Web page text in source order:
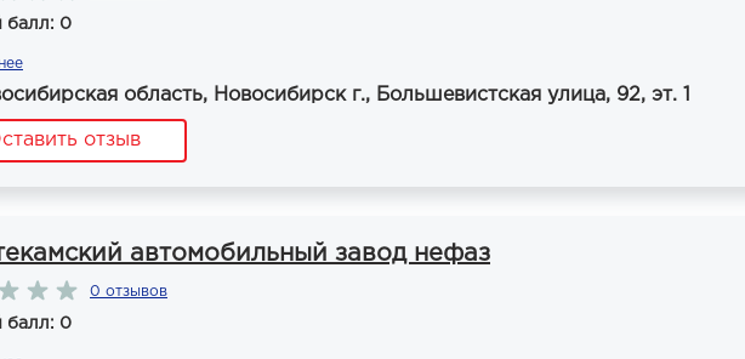
0
область, Новосибирск г., Большевистская улица, 92, эт. 1
отзыв
автомобильный завод нефаз
0 отзывов
0